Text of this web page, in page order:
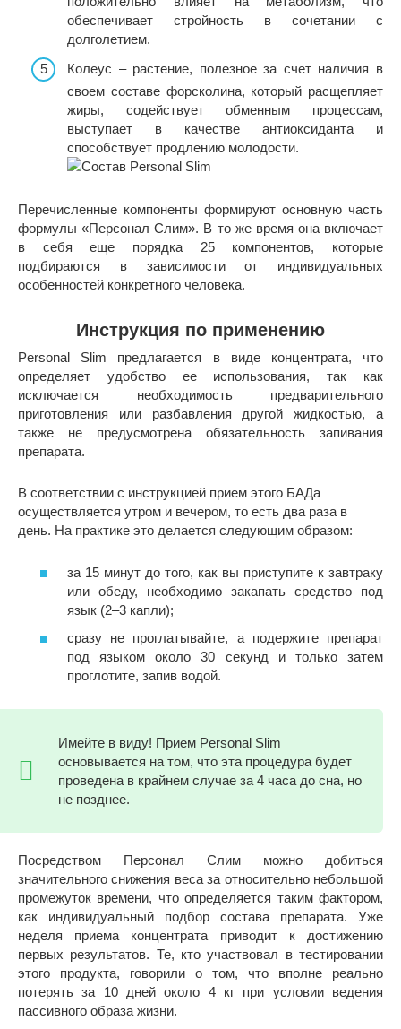
обеспечивает стройность в сочетании с
долголетием.
Колеус – растение, полезное за счет наличия в
своем составе форсколина, который расщепляет
жиры, содействует обменным процессам,
выступает в качестве антиоксиданта и
способствует продлению молодости.
Перечисленные компоненты формируют основную часть
формулы «Персонал Слим». В то же время она включает
в себя еще порядка 25 компонентов, которые
подбираются в зависимости от индивидуальных
особенностей конкретного человека.
Инструкция по применению
Personal Slim предлагается в виде концентрата, что
определяет удобство ее использования, так как
исключается необходимость предварительного
приготовления или разбавления другой жидкостью, а
также не предусмотрена обязательность запивания
препарата.
В соответствии с инструкцией прием этого БАДа
осуществляется утром и вечером, то есть два раза в
день. На практике это делается следующим образом:
за 15 минут до того, как вы приступите к завтраку
или обеду, необходимо закапать средство под
язык (2–3 капли);
сразу не проглатывайте, а подержите препарат
под языком около 30 секунд и только затем
проглотите, запив водой.
Имейте в виду! Прием Personal Slim
основывается на том, что эта процедура будет
проведена в крайнем случае за 4 часа до сна, но
не позднее.
Посредством Персонал Слим можно добиться
значительного снижения веса за относительно небольшой
промежуток времени, что определяется таким фактором,
как индивидуальный подбор состава препарата. Уже
неделя приема концентрата приводит к достижению
первых результатов. Те, кто участвовал в тестировании
этого продукта, говорили о том, что вполне реально
потерять за 10 дней около 4 кг при условии ведения
пассивного образа жизни.